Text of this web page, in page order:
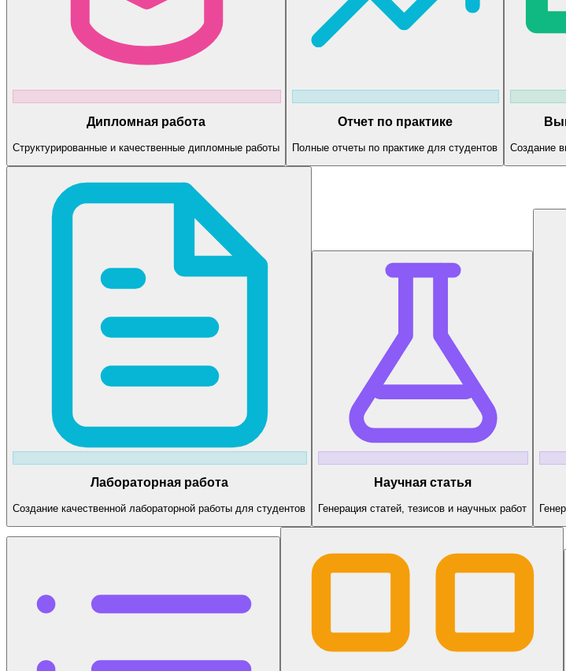
Дипломная работа
Структурированные и качественные дипломные работы
Отчет по практике
Полные отчеты по практике для студентов Создание
Лабораторная работа
Создание качественной лабораторной работы для студентов
Научная статья
Генерация статей, тезисов и научных работ